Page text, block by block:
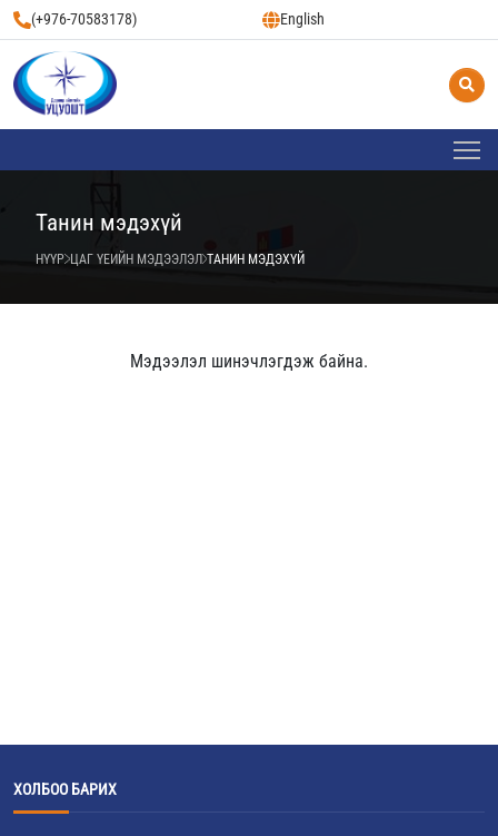
(+976-70583178) English
Танин мэдэхүй
НҮҮР ЦАГ ҮЕИЙН МЭДЭЭЛЭЛ ТАНИН МЭДЭХҮЙ
Мэдээлэл шинэчлэгдэж байна.
ХОЛБОО БАРИХ